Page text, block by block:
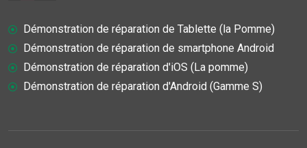
Démonstration de réparation de Tablette (la Pomme)
Démonstration de réparation de smartphone Android
Démonstration de réparation d'iOS (La pomme)
Démonstration de réparation d'Android (Gamme S)